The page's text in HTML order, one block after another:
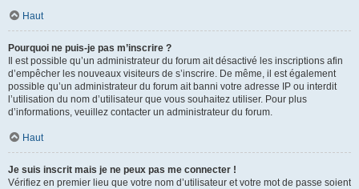
Haut
Pourquoi ne puis-je pas m’inscrire ?
Il est possible qu’un administrateur du forum ait désactivé les inscriptions afin
d’empêcher les nouveaux visiteurs de s’inscrire. De même, il est également
possible qu’un administrateur du forum ait banni votre adresse IP ou interdit
l’utilisation du nom d’utilisateur que vous souhaitez utiliser. Pour plus
d’informations, veuillez contacter un administrateur du forum.
Haut
Je suis inscrit mais je ne peux pas me connecter !
Vérifiez en premier lieu que votre nom d’utilisateur et votre mot de passe soient